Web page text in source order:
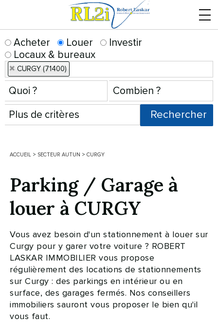
Acheter Louer
Investir
Locaux & bureaux
CURGY (71400)
ACCUEIL > SECTEUR AUTUN > CURGY
Parking / Garage à
louer à CURGY
Vous avez besoin d'un stationnement à louer sur
Curgy pour y garer votre voiture ? ROBERT
LASKAR IMMOBILIER vous propose
régulièrement des locations de stationnements
sur Curgy : des parkings en intérieur ou en
surface, des garages fermés. Nos conseillers
immobiliers sauront vous proposer le bien qu'il
vous faut.